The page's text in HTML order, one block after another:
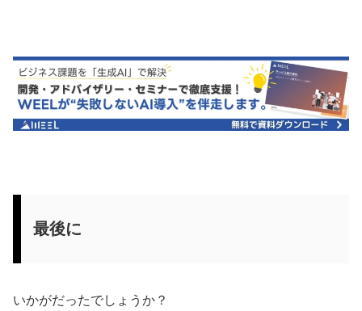
最後に
いかがだったでしょうか？